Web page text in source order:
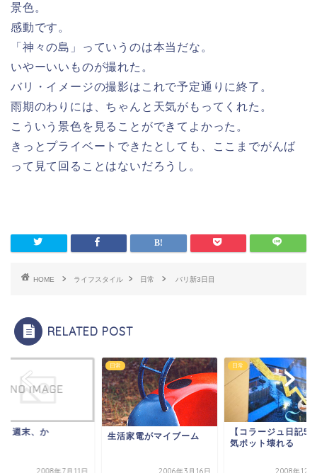
景色。
感動です。
「神々の島」っていうのは本当だな。
いやーいいものが撮れた。
バリ・イメージの撮影はこれで予定通りに終了。
雨期のわりには、ちゃんと天気がもってくれた。
こういう景色を見ることができてよかった。
きっとプライベートできたとしても、ここまでがんば
って見て回ることはないだろうし。
HOME ライフスタイル 日常 バリ新3日目
RELATED POST
と週末、か
2008年7月11日
日常
生活家電がマイブーム
2006年3月16日
日常
【コラージュ日記5
気ポット壊れる
2008年12